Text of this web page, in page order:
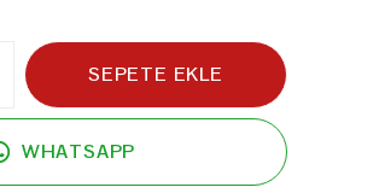
SEPETE EKLE
WHATSAPP